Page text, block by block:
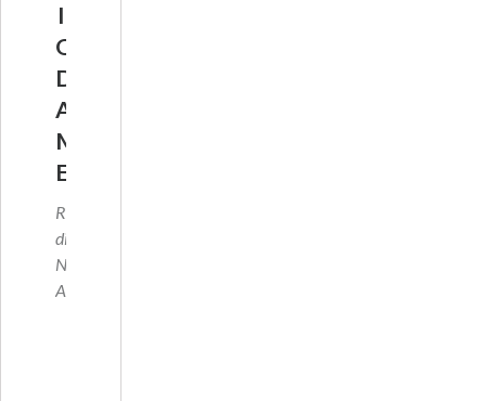
I
O
D
A
M
E
Regia
di
Nathan
Ambrosi